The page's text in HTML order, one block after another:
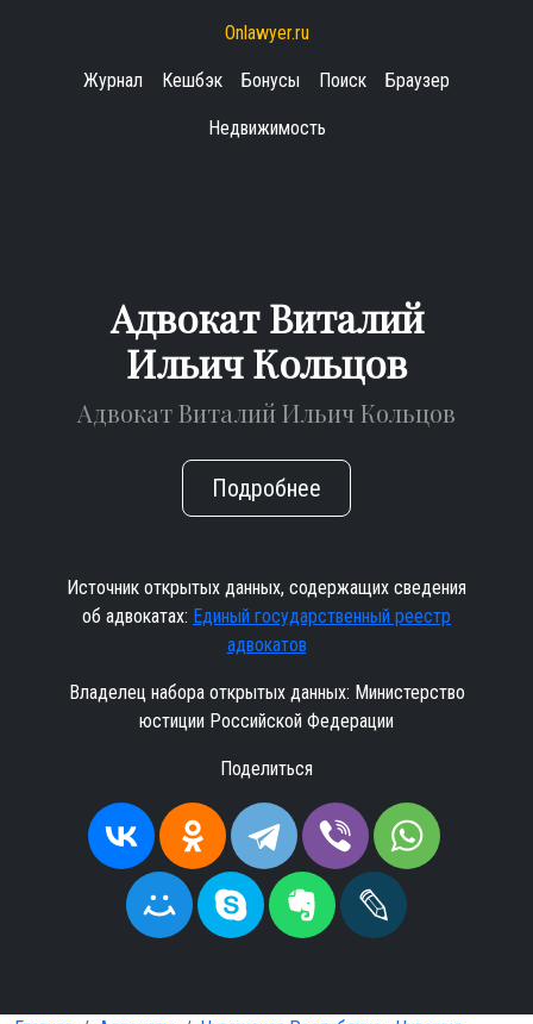
Onlawyer.ru
Журнал Кешбэк Бонусы Поиск Браузер
Недвижимость
Адвокат Виталий
Ильич Кольцов
Адвокат Виталий Ильич Кольцов
Подробнее
Источник открытых данных, содержащих сведения
об адвокатах: Единый государственный реестр
адвокатов
Владелец набора открытых данных: Министерство
юстиции Российской Федерации
Поделиться